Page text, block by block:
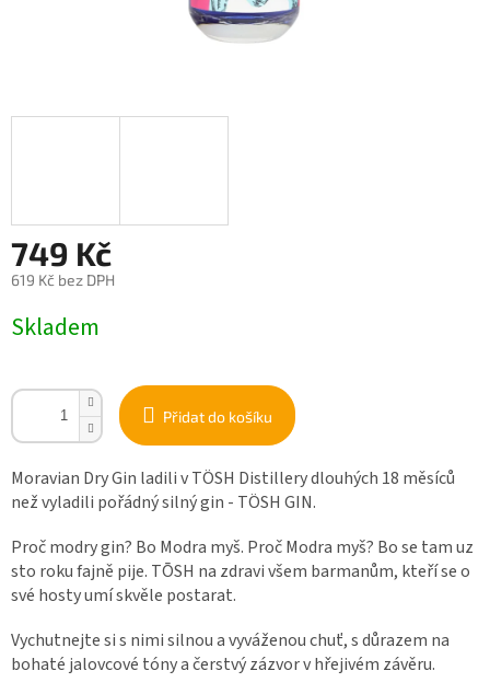
749 Kč
619 Kč bez DPH
cena:
Skladem
Přidat do košíku
Moravian Dry Gin ladili v TÖSH Distillery dlouhých 18 měsíců
než vyladili pořádný silný gin - TÖSH GIN.
Proč modry gin? Bo Modra myš. Proč Modra myš? Bo se tam uz
sto roku fajně pije. TŌSH na zdravi všem barmanům, kteří se o
své hosty umí skvěle postarat.
Vychutnejte si s nimi silnou a vyváženou chuť, s důrazem na
bohaté jalovcové tóny a čerstvý zázvor v hřejivém závěru.